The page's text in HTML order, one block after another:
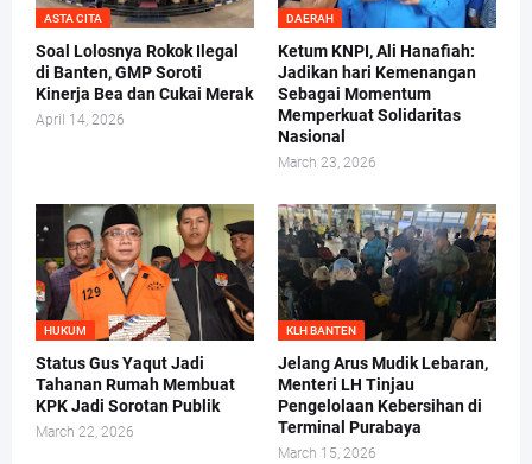
ASTA CITA
Soal Lolosnya Rokok Ilegal
di Banten, GMP Soroti
Kinerja Bea dan Cukai Merak
April 14, 2026
DAERAH
Ketum KNPI, Ali Hanafiah:
Jadikan hari Kemenangan
Sebagai Momentum
Memperkuat Solidaritas
Nasional
March 23, 2026
HUKUM
Status Gus Yaqut Jadi
Tahanan Rumah Membuat
KPK Jadi Sorotan Publik
March 22, 2026
KLH BANTEN
Jelang Arus Mudik Lebaran,
Menteri LH Tinjau
Pengelolaan Kebersihan di
Terminal Purabaya
March 15, 2026